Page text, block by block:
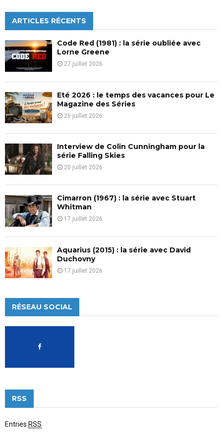
h
f
o
r
:
C
ARTICLES RÉCENTS
Code Red (1981) : la série oubliée avec
Lorne Greene
27 juillet 2026
Eté 2026 : le temps des vacances pour Le
Magazine des Séries
26 juillet 2026
Interview de Colin Cunningham pour la
série Falling Skies
20 juillet 2026
Cimarron (1967) : la série avec Stuart
Whitman
17 juillet 2026
Aquarius (2015) : la série avec David
Duchovny
17 juillet 2026
RÉSEAU SOCIAL
RSS
Entries RSS